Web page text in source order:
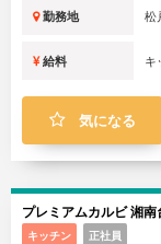
勤務地 松
給料 キ
気になる
プレミアムカルビ 湘南
キッチン 正社員